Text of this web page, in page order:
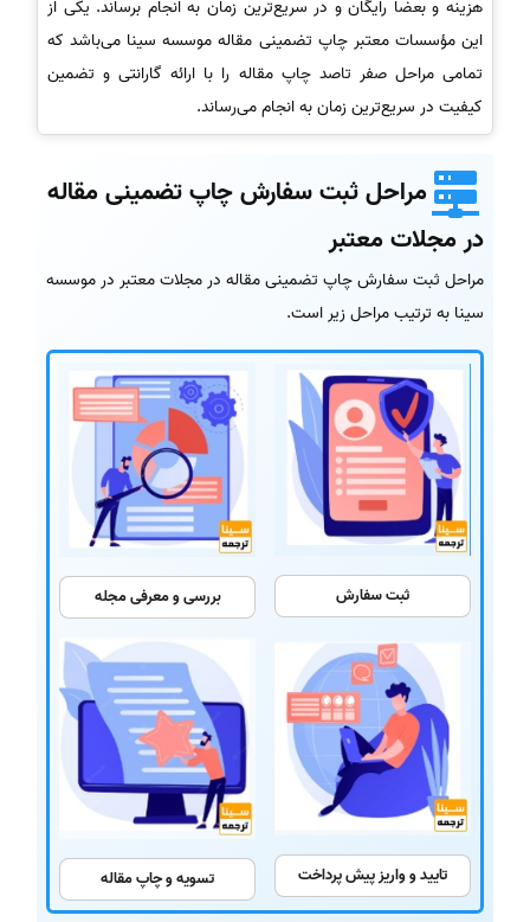
هزینه و بعضاً رایگان و در سریع‌ترین زمان به انجام برساند. یکی از
این مؤسسات معتبر چاپ تضمینی مقاله موسسه سینا می‌باشد که
تمامی مراحل صفر تاصد چاپ مقاله را با ارائه گارانتی و تضمین
کیفیت در سریع‌ترین زمان به انجام می‌رساند.
مراحل ثبت سفارش چاپ تضمینی مقاله
در مجلات معتبر
مراحل ثبت سفارش چاپ تضمینی مقاله در مجلات معتبر در موسسه
سینا به ترتیب مراحل زیر است.
ثبت سفارش بررسی و معرفی مجله
تایید و واریز پیش پرداخت تسویه و چاپ مقاله